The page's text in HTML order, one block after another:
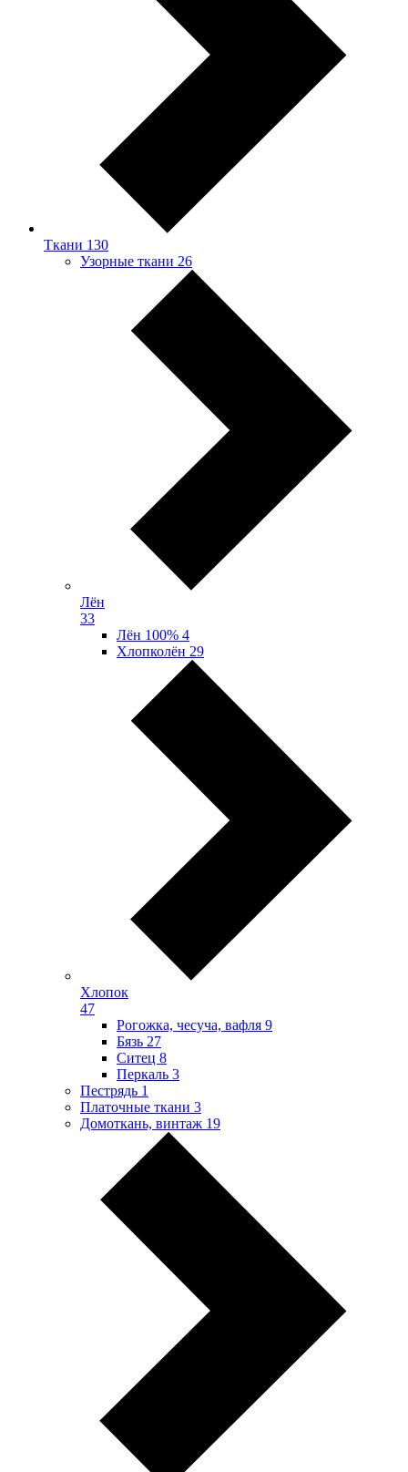
Ткани 130
Узорные ткани 26
Лён
33
Лён 100% 4
Хлопколён 29
Хлопок
47
Рогожка, чесуча, вафля 9
Бязь 27
Ситец 8
Перкаль 3
Пестрядь 1
Платочные ткани 3
Домоткань, винтаж 19